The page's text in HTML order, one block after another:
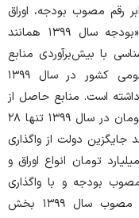
رقم مصوب بودجه، اوراق
فروخته است. در این گزارش آمده است: «بودجه سال ۱۳۹۹ همانند
با بیش‌برآوردی منابع
درآمدی تصویب شد. مجموع بودجه عمومی کشور در سال ۱۳۹۹
تومان داشته است. منابع حاصل از
فروش نفت و گاز به میزان ۱۶ هزار میلیارد تومان در سال ۱۳۹۹ تنها ۲۸
دولت از واگذاری
محقق شد. با فروش ۱۷۱ هزار میلیارد تومان انواع اوراق و
مصوب بودجه و با واگذاری
شرکت‌های دولتی به‌میزان سه برابر میزان مصوب سال ۱۳۹۹ بخش